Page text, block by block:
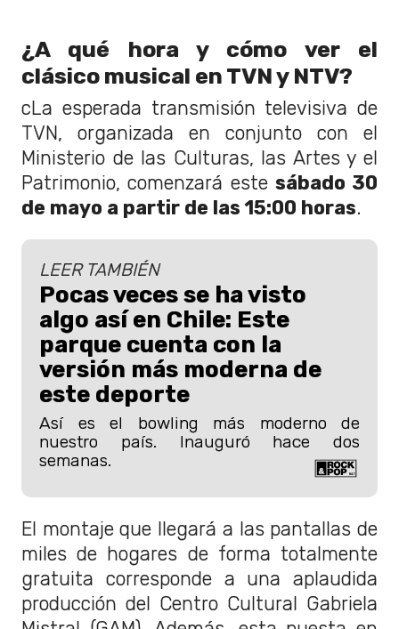
¿A qué hora y cómo ver el
clásico musical en TVN y NTV?
cLa esperada transmisión televisiva de
TVN, organizada en conjunto con el
Ministerio de las Culturas, las Artes y el
Patrimonio, comenzará este sábado 30
de mayo a partir de las 15:00 horas.
LEER TAMBIÉN
Pocas veces se ha visto
algo así en Chile: Este
parque cuenta con la
versión más moderna de
este deporte
Así es el bowling más moderno de
nuestro país. Inauguró hace dos
semanas.
El montaje que llegará a las pantallas de
miles de hogares de forma totalmente
gratuita corresponde a una aplaudida
producción del Centro Cultural Gabriela